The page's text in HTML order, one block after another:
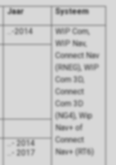
Jaar Systeem
...-2014
WIP Com,
WIP Nav,
Connect Nav
(RNEG), WIP
Com 3D,
Connect
Com 3D
(NG4), Wip
Nav+ of
Connect
Nav+ (RT6)
...- 2014
...- 2017